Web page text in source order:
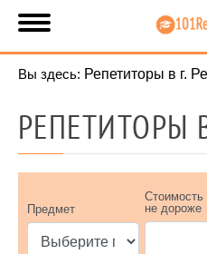
Вы здесь: Репетиторы в г.
РЕПЕТИТОРЫ
Предмет
Стоимость
не дороже